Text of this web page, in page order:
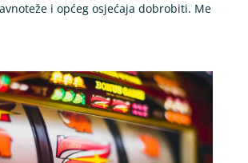
i općeg osjećaja dobrobiti. Me